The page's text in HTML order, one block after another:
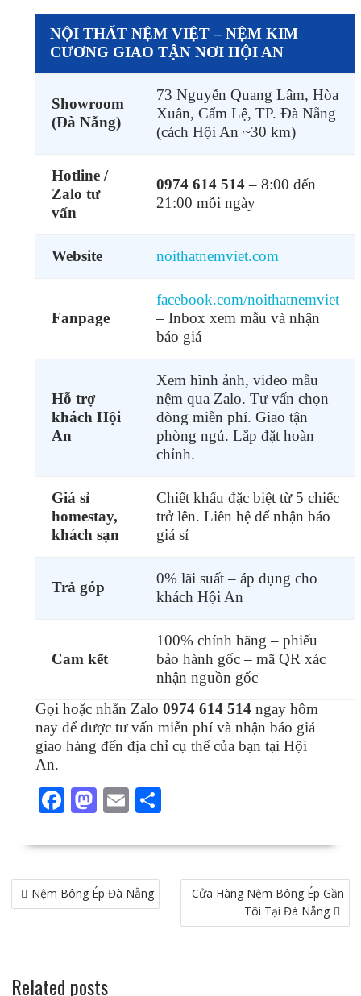
NỘI THẤT NỆM VIỆT – NỆM KIM
CƯƠNG GIAO TẬN NƠI HỘI AN
Showroom
(Đà Nẵng)
73 Nguyễn Quang Lâm, Hòa
Xuân, Cẩm Lệ, TP. Đà Nẵng
(cách Hội An ~30 km)
Hotline /
Zalo tư
vấn
0974 614 514– 8:00 đến
21:00 mỗi ngày
Website noithatnemviet.com
Fanpage
facebook.com/noithatnemviet
– Inbox xem mẫu và nhận
báo giá
Hỗ trợ
khách Hội
An
Xem hình ảnh, video mẫu
nệm qua Zalo. Tư vấn chọn
dòng miễn phí. Giao tận
phòng ngủ. Lắp đặt hoàn
chỉnh.
Giá sỉ
homestay,
khách sạn
Chiết khấu đặc biệt từ 5 chiếc
trở lên. Liên hệ để nhận báo
giá sỉ
Trả góp
0% lãi suất – áp dụng cho
khách Hội An
Cam kết
100% chính hãng – phiếu
bảo hành gốc – mã QR xác
nhận nguồn gốc
Gọi hoặc nhắn Zalo 0974 614 514ngay hôm
nay để được tư vấn miễn phí và nhận báo giá
giao hàng đến địa chỉ cụ thể của bạn tại Hội
An.
F
ac
e
b
o
M
as
to
d
o
E
m
ai
l
S
ar
Điều
hướng
Nệm Bông Ép Đà Nẵng
Cửa Hàng Nệm Bông Ép Gần
Tôi Tại Đà Nẵng
Related posts